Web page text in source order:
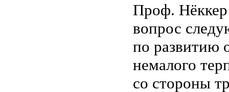
Проф. Нёккер
вопрос
по развитию
немалого
со стороны